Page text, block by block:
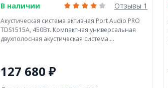
В наличии Отзывы 1
Акустическая система активная Port Audio PRO
TDS1515A, 450Вт. Компактная универсальная
двухполосная акустическая система....
127 680 ₽